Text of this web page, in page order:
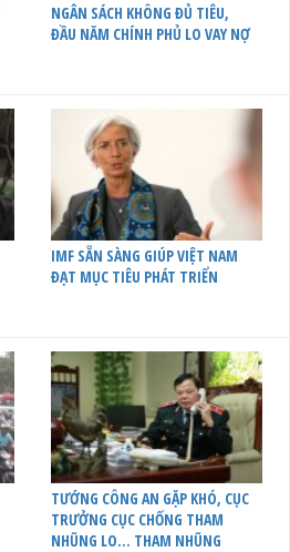
NGÂN SÁCH KHÔNG ĐỦ TIÊU,
ĐẦU NĂM CHÍNH PHỦ LO VAY NỢ
IMF SẴN SÀNG GIÚP VIỆT NAM
ĐẠT MỤC TIÊU PHÁT TRIỂN
TƯỚNG CÔNG AN GẶP KHÓ, CỤC
TRƯỞNG CỤC CHỐNG THAM
NHŨNG LO… THAM NHŨNG